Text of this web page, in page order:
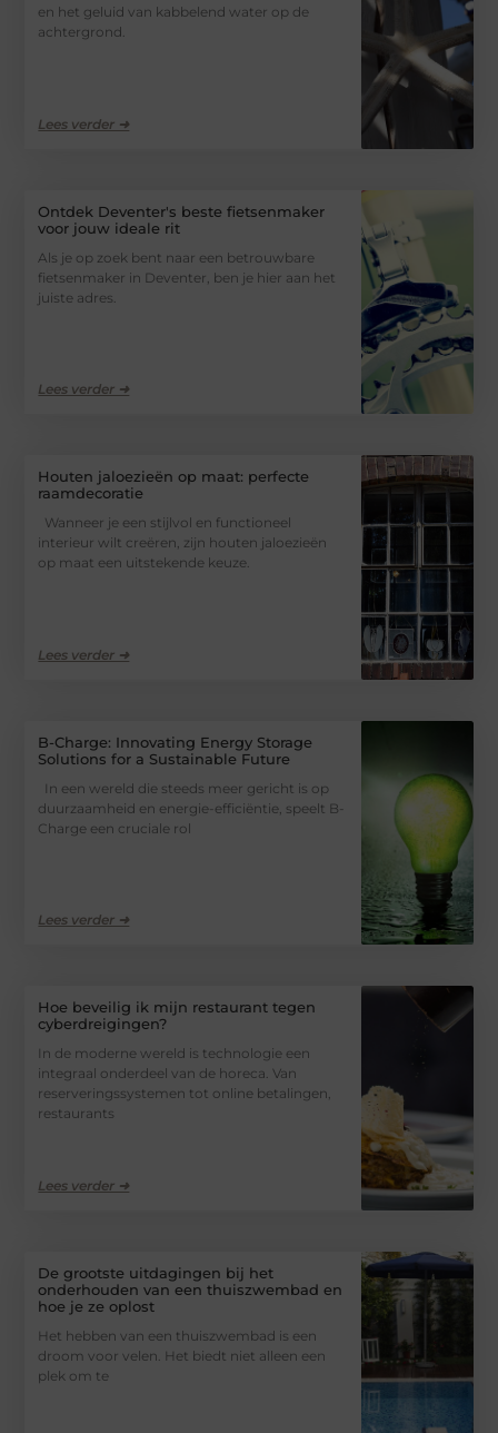
en het geluid van kabbelend water op de
achtergrond.
Lees verder ➜
Ontdek Deventer's beste fietsenmaker
voor jouw ideale rit
Als je op zoek bent naar een betrouwbare
fietsenmaker in Deventer, ben je hier aan het
juiste adres.
Lees verder ➜
Houten jaloezieën op maat: perfecte
raamdecoratie
Wanneer je een stijlvol en functioneel
interieur wilt creëren, zijn houten jaloezieën
op maat een uitstekende keuze.
Lees verder ➜
B-Charge: Innovating Energy Storage
Solutions for a Sustainable Future
In een wereld die steeds meer gericht is op
duurzaamheid en energie-efficiëntie, speelt B-
Charge een cruciale rol
Lees verder ➜
Hoe beveilig ik mijn restaurant tegen
cyberdreigingen?
In de moderne wereld is technologie een
integraal onderdeel van de horeca. Van
reserveringssystemen tot online betalingen,
restaurants
Lees verder ➜
De grootste uitdagingen bij het
onderhouden van een thuiszwembad en
hoe je ze oplost
Het hebben van een thuiszwembad is een
droom voor velen. Het biedt niet alleen een
plek om te